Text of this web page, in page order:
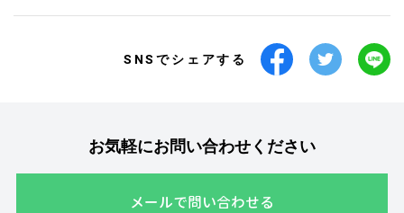
SNSでシェアする
お気軽にお問い合わせください
メールで問い合わせる